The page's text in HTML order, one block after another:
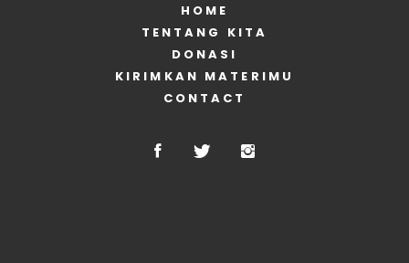
HOME
TENTANG KITA
DONASI
KIRIMKAN MATERIMU
CONTACT